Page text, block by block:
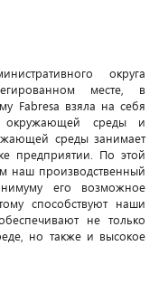
округа
месте, в
Fabresa взяла на себя
окружающей среды и
среды занимает
предприятии. По этой
наш производственный
его возможное
способствуют наши
не только
но также и высокое